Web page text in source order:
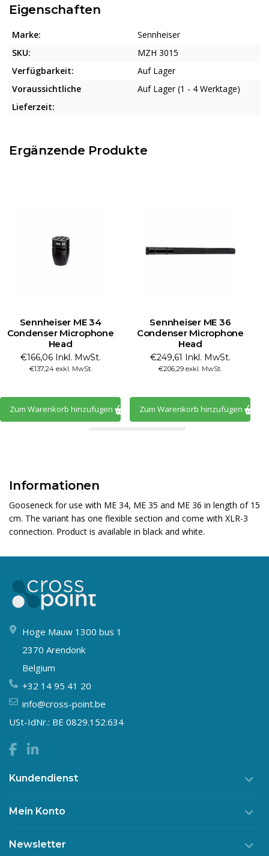
Eigenschaften
Marke:
Sennheiser
SKU:
MZH 3015
Verfügbarkeit:
Auf Lager
Voraussichtliche
Lieferzeit:
Auf Lager (1 - 4 Werktage)
Ergänzende Produkte
Sennheiser ME 34
Condenser Microphone
Head
€166,06 Inkl. MwSt.
€137,24 exkl. MwSt.
Zum Warenkorb hinzufügen
Sennheiser ME 36
Condenser Microphone
Head
€249,61 Inkl. MwSt.
€206,29 exkl. MwSt.
Zum Warenkorb hinzufügen
Informationen
Gooseneck for use with ME 34, ME 35 and ME 36 in length of 15
cm. The variant has one flexible section and come with XLR-3
connection. Product is available in black and white.
Hoge Mauw 1300 bus 1
2370 Arendonk
Belgium
+32 14 95 41 20
info@cross-point.be
USt-IdNr.: BE 0829.152.634
Kundendienst
Mein Konto
Newsletter